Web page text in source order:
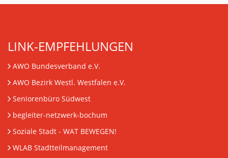
LINK-EMPFEHLUNGEN
AWO Bundesverband e.V.
AWO Bezirk Westl. Westfalen e.V.
Seniorenbüro Südwest
begleiter-netzwerk-bochum
Soziale Stadt - WAT BEWEGEN!
WLAB Stadtteilmanagement